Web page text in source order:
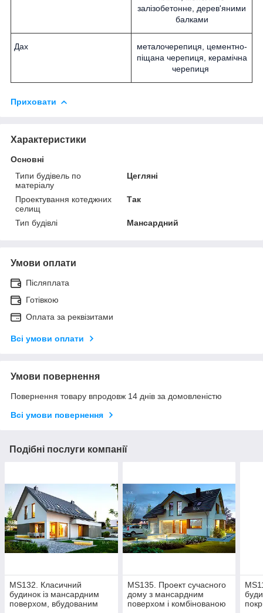
залізобетонне, дерев'яними
балками
Дах
металочерепиця, цементно-
піщана черепиця, керамічна
черепиця
Приховати
Характеристики
Основні
Типи будівель по
матеріалу
Цегляні
Проектування котеджних
селищ
Так
Тип будівлі Мансардний
Умови оплати
Післяплата
Готівкою
Оплата за реквізитами
Всі умови оплати
Умови повернення
Повернення товару впродовж 14 днів за домовленістю
Всі умови повернення
Подібні послуги компанії
MS132. Класичний
будинок із мансардним
поверхом, вбудованим
MS135. Проект сучасного
дому з мансардним
поверхом і комбінованою